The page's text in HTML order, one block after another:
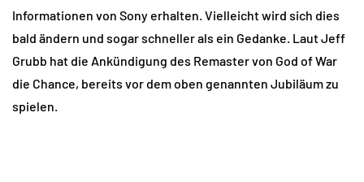
Informationen von Sony erhalten. Vielleicht wird sich dies
bald ändern und sogar schneller als ein Gedanke. Laut Jeff
Grubb hat die Ankündigung des Remaster von God of War
die Chance, bereits vor dem oben genannten Jubiläum zu
spielen.